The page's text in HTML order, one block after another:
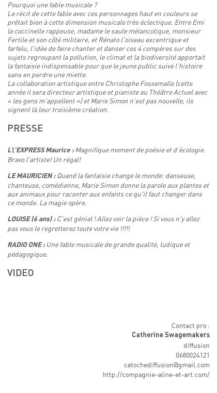
Pourquoi une fable musicale ?
Le récit de cette fable avec ces personnages haut en couleurs se
prêtait bien à cette dimension musicale très éclectique. Entre Emi
la coccinelle rappeuse, madame le saule mélancolique, monsieur
Fertile et son côté militaire, et Rénato l’oiseau excentrique et
farfelu, l’idée de faire chanter et danser ces 4 compères sur des
sujets regroupant la pollution, le climat et la biodiversité apportait
la fantaisie indispensable pour que le jeune public suive l’histoire
sans en perdre une miette.
La collaboration artistique entre Christophe Fossemalle (cette
année il sera directeur artistique et pianiste au Théâtre Actuel avec
« les gens m’appellent ») et Marie Simon n’est pas nouvelle, ils
signent là leur troisième création.
PRESSE
L\'EXPRESS Maurice : Magnifique moment de poésie et d’écologie.
Bravo l’artiste! Un régal!
LE MAURICIEN : Quand la fantaisie change le monde: danseuse,
chanteuse, comédienne, Marie Simon donne la parole aux plantes et
aux animaux pour raconter aux enfants ce qu'il faut changer dans
ce monde. La magie opère.
LOUISE (6 ans) : C’est génial ! Allez voir la pièce ! Si vous n’y allez
pas vous le regretterez toute votre vie !!!!!
RADIO ONE : Une fable musicale de grande qualité, ludique et
pédagogique.
VIDEO
Contact pro :
Catherine Swagemakers
diffusion
0680024121
catochediffusion@gmail.com
http://compagnie-aline-et-art.com/